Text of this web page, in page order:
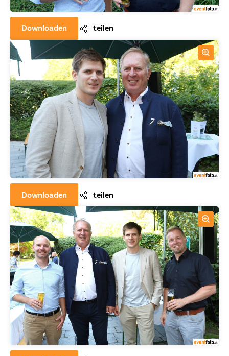
Downloaden teilen
Downloaden teilen